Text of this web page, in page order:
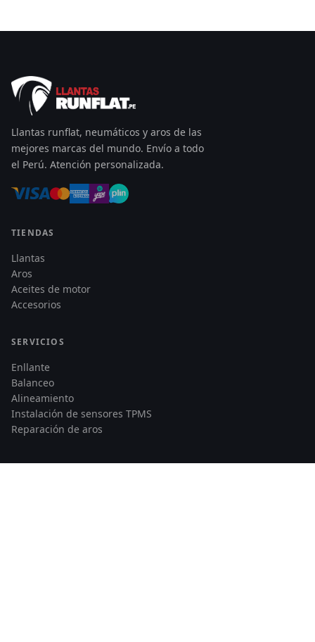
Llantas runflat, neumáticos y aros de las
mejores marcas del mundo. Envío a todo
el Perú. Atención personalizada.
TIENDAS
Llantas
Aros
Aceites de motor
Accesorios
SERVICIOS
Enllante
Balanceo
Alineamiento
Instalación de sensores TPMS
Reparación de aros
CONTACTO